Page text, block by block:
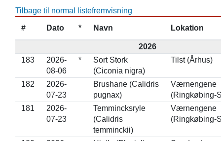
Tilbage til normal listefremvisning
# Dato * Navn Lokation
2026
183
2026-
08-06
*
Sort Stork
(Ciconia nigra)
Tilst (Århus)
182
2026-
07-23
Brushane (Calidris
pugnax)
Værnengene
(Ringkøbing-
181
2026-
07-23
Temmincksryle
(Calidris
temminckii)
Værnengene
(Ringkøbing-